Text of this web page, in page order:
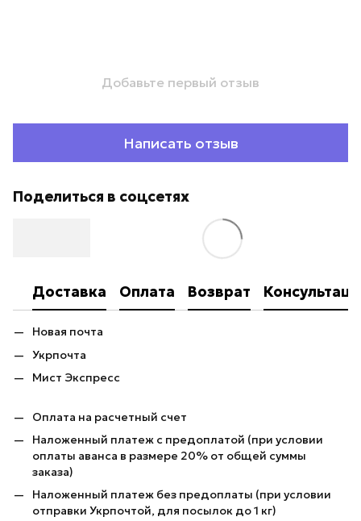
Добавьте первый отзыв
Написать отзыв
Поделиться в соцсетях
Доставка Оплата Возврат
Новая почта
Укрпочта
Мист Экспресс
Оплата на расчетный счет
Наложенный платеж с предоплатой (при условии
оплаты аванса в размере 20% от общей суммы
заказа)
Наложенный платеж без предоплаты (при условии
отправки Укрпочтой, для посылок до 1 кг)